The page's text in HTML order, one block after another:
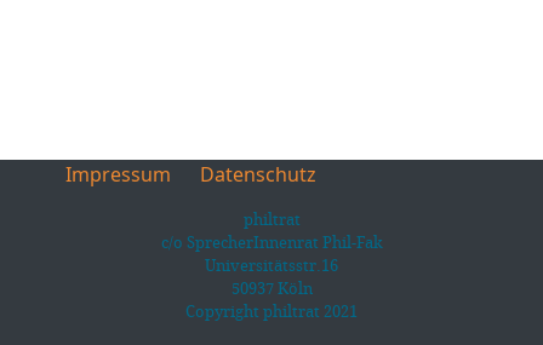
Impressum Datenschutz
philtrat
c/o SprecherInnenrat Phil-Fak
Universitätsstr.16
50937 Köln
Copyright philtrat 2021